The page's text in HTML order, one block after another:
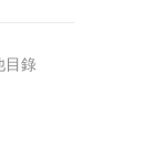
目錄